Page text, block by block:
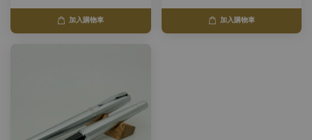
加入購物車 加入購物車